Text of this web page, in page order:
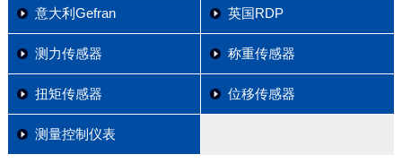
意大利Gefran 英国RDP
测力传感器 称重传感器
扭矩传感器 位移传感器
测量控制仪表